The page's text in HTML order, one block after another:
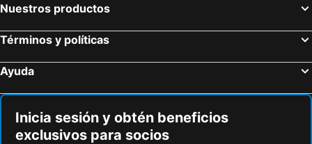
Nuestros productos
Términos y políticas
Ayuda
Inicia sesión y obtén beneficios
exclusivos para socios